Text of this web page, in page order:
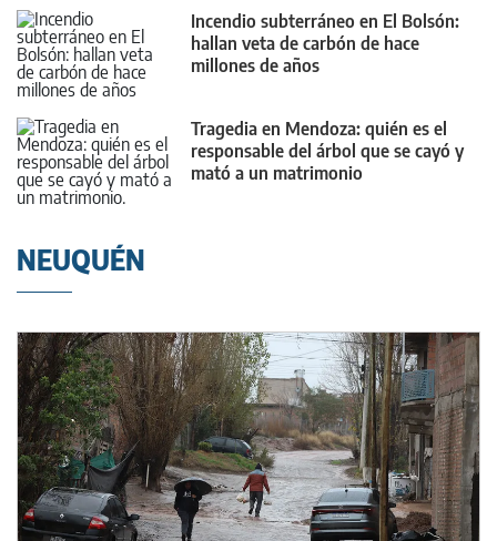
Incendio subterráneo en El Bolsón:
hallan veta de carbón de hace
millones de años
Tragedia en Mendoza: quién es el
responsable del árbol que se cayó y
mató a un matrimonio
NEUQUÉN